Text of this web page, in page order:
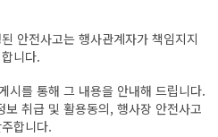
안전사고는 행사관계자가 책임지지
니다.
를 통해 그 내용을 안내해 드립니다.
취급 및 활용동의, 행사장 안전사고
합니다.